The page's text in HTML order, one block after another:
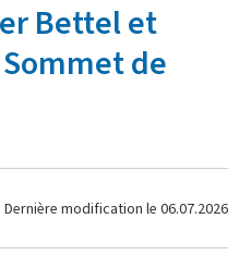
Bettel et
de
Dernière modification le 06.07.2026